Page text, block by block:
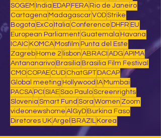
SOGEM India EDAP FERA Rio de Janeiro
Cartagena MadagascarVODStrike
Bogota ExCo Italia Conference DHFR EU
European Parliament Guatemala Havana
ICAIC KOMCA Mosfilm Punta del Este
Zagreb Home 2 lisbon ABRACI ADG APIMA
Antananarivo Brasilia Brasilia Film Festival
CMO COPAE CUD ChatGPT DACAP
Global meeting Hollywood IA Mumbai
PACSA PCI SIAESao PauloScreenrights
Slovenia Smart Fund Sora Women Zoom
videonewshome AlGyD Burkina Faso
Diretores UKArgel BRAZIL Korea